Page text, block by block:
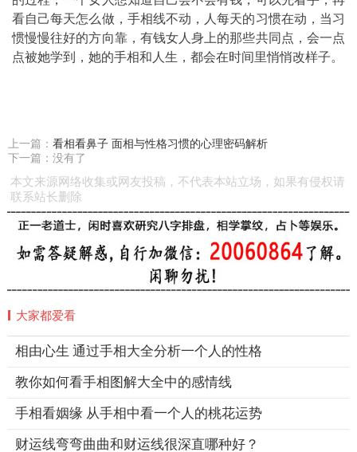
看自己每天怎么做，手相线不动，人每天的习惯在动，当习
惯慢慢往好的方向靠，有钱女人身上的那些共同点，会一点
点被她学到，她的手相和人生，都会在时间里悄悄改样子。
上一篇： 看相看鼻子 面相与性格习惯的心理密码解析
下一篇：没有了
本文来源网络收集或网友投稿，不代表本站立场，如果有侵权请
联系站长删除
大家都爱看
相由心生 通过手相大全分析一个人的性格
教你如何看手相图解大全中的感情线
手相看姻缘 从手相中看一个人的桃花运势
财运线弯弯曲曲和财运线很深直哪种好？